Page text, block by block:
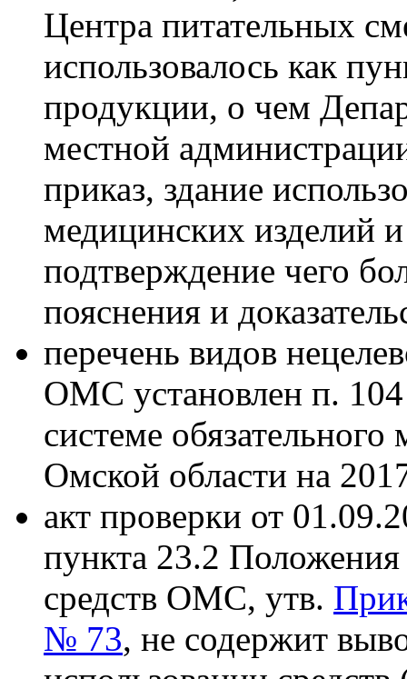
Центра питательных
использовалось как
продукции, о чем
местной
приказ, здание
медицинских изделий
подтверждение чего
пояснения и
перечень видов
ОМС установлен п.
системе
Омской области на
акт проверки от
пункта 23.2 Положения
средств ОМС, утв.
№ 73, не содержит